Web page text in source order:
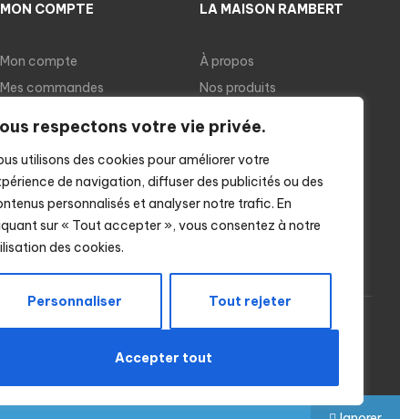
respectons votre vie privée.
utilisons des cookies pour améliorer votre
de navigation, diffuser des publicités ou des
personnalisés et analyser notre trafic. En
sur « Tout accepter », vous consentez à notre
des cookies.
Personnaliser Tout rejeter
Accepter tout
MON COMPTE
Mon compte
Mes commandes
LA MAISON RAMBERT
À propos
Nos produits
Cuisson des ravioles
Notre boutique